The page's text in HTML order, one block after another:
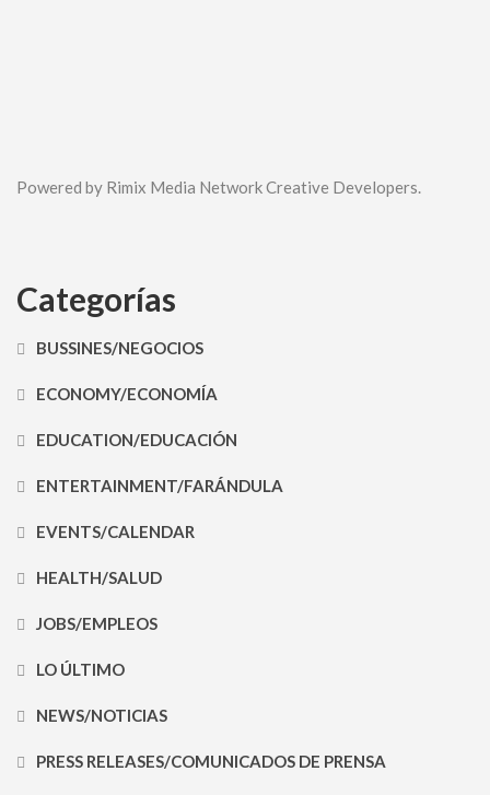
Powered by Rimix Media Network Creative Developers.
Categorías
BUSSINES/NEGOCIOS
ECONOMY/ECONOMÍA
EDUCATION/EDUCACIÓN
ENTERTAINMENT/FARÁNDULA
EVENTS/CALENDAR
HEALTH/SALUD
JOBS/EMPLEOS
LO ÚLTIMO
NEWS/NOTICIAS
PRESS RELEASES/COMUNICADOS DE PRENSA